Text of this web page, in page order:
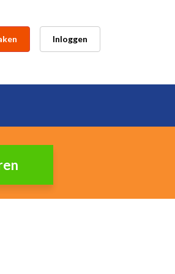
Inloggen